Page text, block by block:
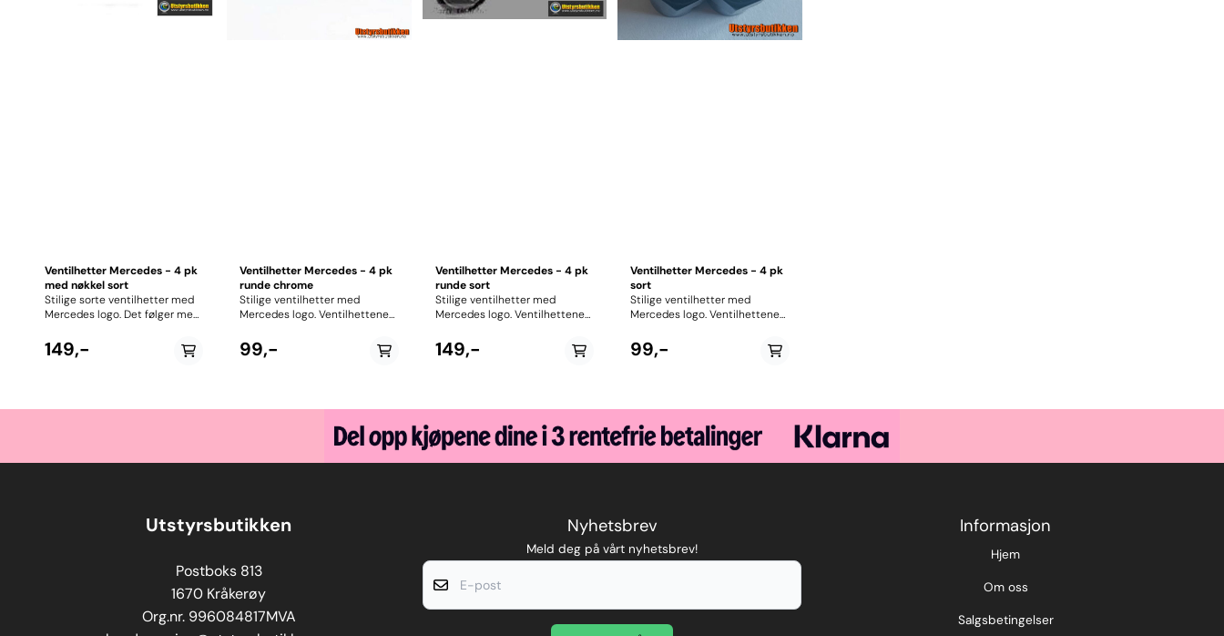
Ventilhetter Mercedes - 4 pk
med nøkkel sort
Stilige sorte ventilhetter med
Mercedes logo. Det følger med
som også har Mercedes logo.
Nøkkelen kan festes på
149,-
Ventilhetter Mercedes - 4 pk
runde chrome
Stilige ventilhetter med
Mercedes logo. Ventilhettene
Perfekt stylingprodukt for de
som er opptatt av detaljer. 4
99,-
Ventilhetter Mercedes - 4 pk
runde sort
Stilige ventilhetter med
Mercedes logo. Ventilhettene
Perfekt stylingprodukt for de
som er opptatt av detaljer. 4
149,-
Ventilhetter Mercedes - 4 pk
sort
Stilige ventilhetter med
Mercedes logo. Ventilhettene
Perfekt stylingprodukt for de
som er opptatt av detaljer. 4
99,-
Utstyrsbutikken
Postboks 813
1670 Kråkerøy
Org.nr. 996084817MVA
Nyhetsbrev
Meld deg på vårt nyhetsbrev!
Informasjon
Hjem
Om oss
Salgsbetingelser